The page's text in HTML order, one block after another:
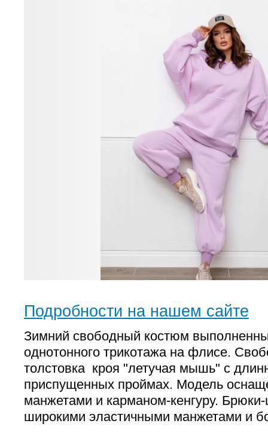
Подробности на нашем сайте
Зимний свободный костюм
однотонного трикотажа на флисе.
толстовка кроя "летучая мышь" с
приспущенных проймах. Модель
манжетами и карманом-кенгуру.
широкими эластичными манжетами и